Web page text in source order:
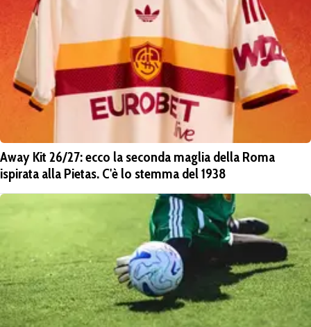
Away Kit 26/27: ecco la seconda maglia della Roma
ispirata alla Pietas. C'è lo stemma del 1938